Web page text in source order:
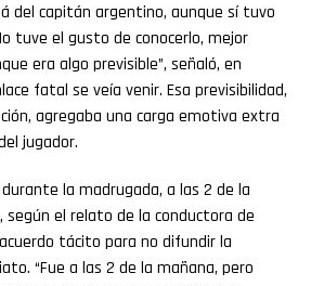
del capitán argentino, aunque sí tuvo
tuve el gusto de conocerlo, mejor
era algo previsible”, señaló, en
fatal se veía venir. Esa previsibilidad,
agregaba una carga emotiva extra
jugador.
la madrugada, a las 2 de la
según el relato de la conductora de
tácito para no difundir la
“Fue a las 2 de la mañana, pero